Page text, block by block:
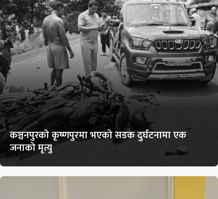
कञ्चनपुरको कृष्णपुरमा भएको सडक दुर्घटनामा एक
जनाको मृत्यु